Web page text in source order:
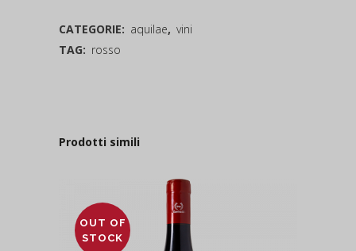
CATEGORIE: aquilae, vini
TAG: rosso
Prodotti simili
OUT OF
STOCK